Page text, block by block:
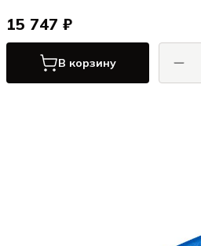
15 747 ₽
В корзину